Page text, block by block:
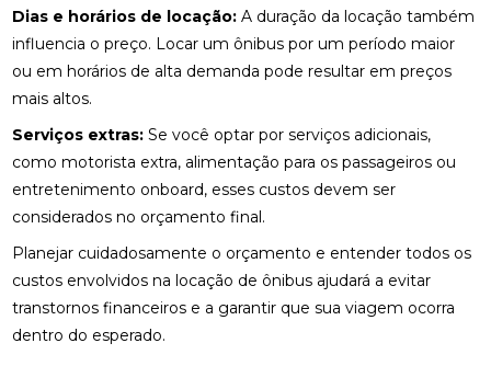
Dias e horários de locação: A duração da locação também
influencia o preço. Locar um ônibus por um período maior
ou em horários de alta demanda pode resultar em preços
mais altos.
Serviços extras: Se você optar por serviços adicionais,
como motorista extra, alimentação para os passageiros ou
entretenimento onboard, esses custos devem ser
considerados no orçamento final.
Planejar cuidadosamente o orçamento e entender todos os
custos envolvidos na locação de ônibus ajudará a evitar
transtornos financeiros e a garantir que sua viagem ocorra
dentro do esperado.